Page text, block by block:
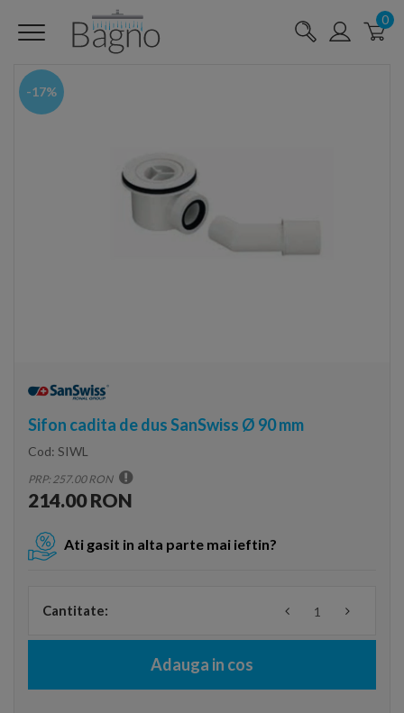
0
-17%
Sifon cadita de dus SanSwiss Ø 90 mm
Cod: SIWL
PRP: 257.00 RON
214.00 RON
Ati gasit in alta parte mai ieftin?
Cantitate:
Adauga in cos